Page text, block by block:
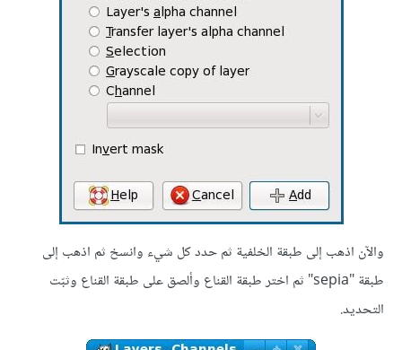
والآن اذهب إلى طبقة الخلفية ثم حدد كل شيء وانسخ ثم اذهب إلى
طبقة "sepia" ثم اختر طبقة القناع وألصق على طبقة القناع وثبّت
التحديد.